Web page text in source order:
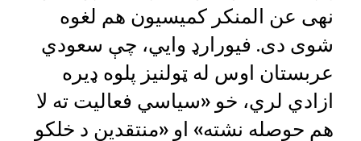
نهی عن المنکر کمیسیون هم لغوه
شوی دی. فیورارډ وايي، چې سعودي
عربستان اوس له ټولنیز پلوه ډیره
ازادي لري، خو «سیاسي فعالیت ته لا
هم حوصله نشته» او «منتقدین د خلکو